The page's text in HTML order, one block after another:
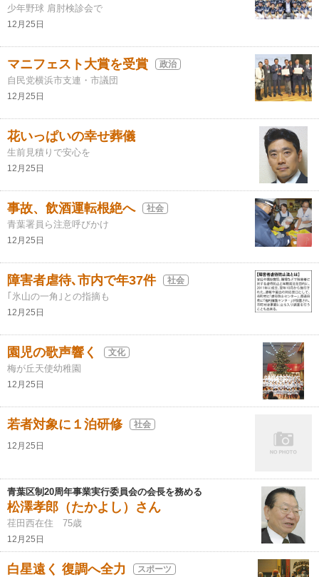
少年野球 肩肘検診会で
12月25日
マニフェスト大賞を受賞 政治
自民党横浜市支連・市議団
12月25日
花いっぱいの幸せ葬儀
生前見積りで安心を
12月25日
事故、飲酒運転根絶へ 社会
青葉署員ら注意呼びかけ
12月25日
障害者虐待､市内で年37件 社会
｢氷山の一角｣との指摘も
12月25日
園児の歌声響く 文化
梅が丘天使幼稚園
12月25日
若者対象に１泊研修 社会
12月25日
青葉区制20周年事業実行委員会の会長を務める
松澤孝郎（たかよし）さん
荏田西在住 75歳
12月25日
白星遠く 復調へ全力 スポーツ